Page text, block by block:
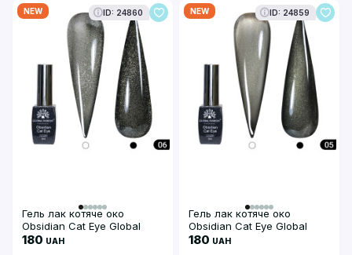
NEW ID: 24860
Гель лак котяче око
Obsidian Cat Eye Global
Fashion, 8мл, 006
180 UAH
NEW ID: 24859
Гель лак котяче око
Obsidian Cat Eye Global
Fashion, 8мл, 005
180 UAH